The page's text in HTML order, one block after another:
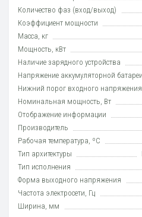
Количество фаз (вход/выход)
Коэффициент мощности
Масса, кг
Мощность, кВт
Наличие зарядного устройства
Напряжение аккумуляторной батареи
Нижний порог входного
Номинальная мощность, Вт
Отображение информации
Производитель
Рабочая температура, ºC
Тип архитектуры
Тип исполнения
Форма выходного напряжения
Частота электросети, Гц
Ширина, мм